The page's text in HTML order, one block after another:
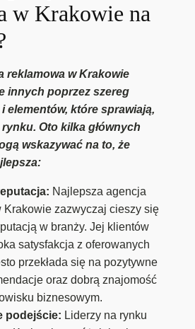
w Krakowie na
reklamowa w Krakowie
innych poprzez szereg
elementów, które sprawiają,
Oto kilka głównych
wskazywać na to, że
Najlepsza agencja
Krakowie zazwyczaj cieszy się
w branży. Jej klientów
satysfakcja z oferowanych
przekłada się na pozytywne
oraz dobrą znajomość
biznesowym.
podejście: Liderzy na rynku